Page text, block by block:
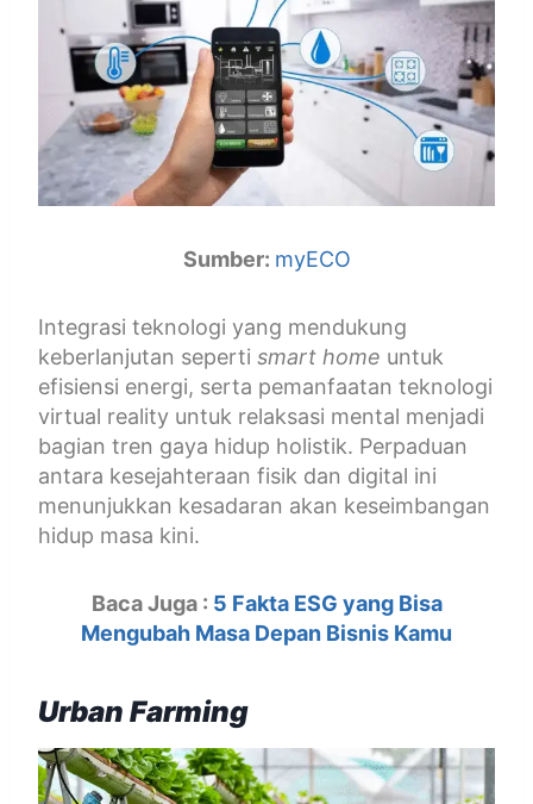
Sumber: myECO
Integrasi teknologi yang mendukung
keberlanjutan seperti smart home untuk
efisiensi energi, serta pemanfaatan teknologi
virtual reality untuk relaksasi mental menjadi
bagian tren gaya hidup holistik. Perpaduan
antara kesejahteraan fisik dan digital ini
menunjukkan kesadaran akan keseimbangan
hidup masa kini.
Baca Juga : 5 Fakta ESG yang Bisa
Mengubah Masa Depan Bisnis Kamu
Urban Farming